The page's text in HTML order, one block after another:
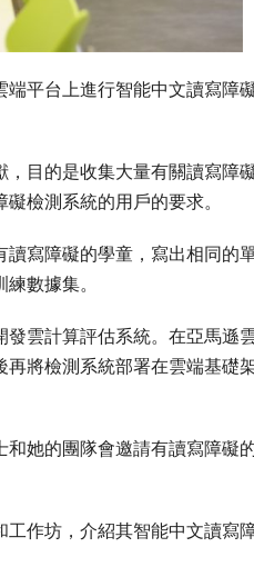
平台上進行智能中文讀寫障
，目的是收集大量有關讀寫障
檢測系統的用戶的要求。
寫障礙的學童，寫出相同的
練數據集。
雲計算評估系統。在亞馬遜
再將檢測 系統部署在雲端基礎
和她的團隊會邀請有讀寫障礙
工作坊，介紹其智能中文讀寫